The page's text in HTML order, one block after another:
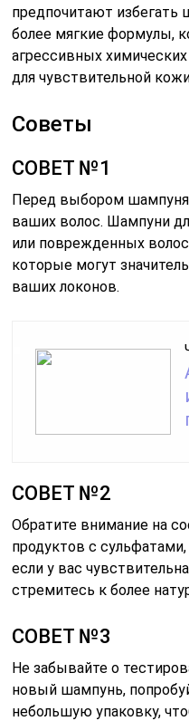
предпочитают избегать
более мягкие формулы,
агрессивных
для чувствительной
Советы
СОВЕТ №1
Перед выбором шампуня
ваших волос. Шампуни
или поврежденных
которые могут
ваших локонов.
СОВЕТ №2
Обратите внимание на
продуктов с
если у вас
стремитесь к более
СОВЕТ №3
Не забывайте о
новый шампунь,
небольшую упаковку,